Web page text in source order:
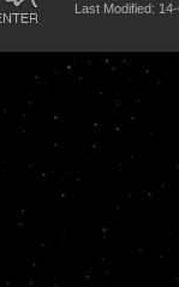
Last Modified: